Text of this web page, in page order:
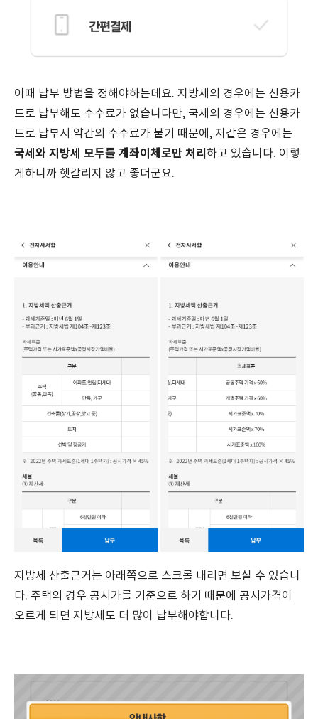
이때 납부 방법을 정해야하는데요. 지방세의 경우에는 신용카
드로 납부해도 수수료가 없습니다만, 국세의 경우에는 신용카
드로 납부시 약간의 수수료가 붙기 때문에, 저같은 경우에는
국세와 지방세 모두를 계좌이체로만 처리 하고 있습니다. 이렇
게하니까 헷갈리지 않고 좋더군요.
지방세 산출근거는 아래쪽으로 스크롤 내리면 보실 수 있습니
다. 주택의 경우 공시가를 기준으로 하기 때문에 공시가격이
오르게 되면 지방세도 더 많이 납부해야합니다.